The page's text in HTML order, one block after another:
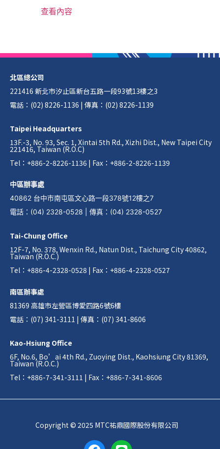
查看內容
北區總公司
221416 新北市汐止區新台五路一段93號13樓之3
電話：(02) 8226-1136 | 傳真：(02) 8226-1139
Taipei Headquarters
13F.-3, No. 93, Sec. 1, Xintai 5th Rd., Xizhi Dist., New Taipei City
221416, Taiwan (R.O.C)
Tel：+886-2-8226-1136 | Fax：+886-2-8226-1139
中區辦事處
40862 台中市南屯區文心路一段378號12樓之7
電話 ： (04) 2328-0528 傳真 ： (04) 2328-0527
Tai-Chung Office
12F-7, No. 378, Wenxin Rd., Natun Dist., Taichung City 40862,
Taiwan (R.O.C.)
Tel：+886-4-2328-0528 | Fax：+886-4-2328-0527
南區辦事處
81369 高雄市左營區博愛四路6號6樓
電話：(07) 341-3111 | 傳真：(07) 341-8606
Kao-Hsiung Office
6F, No.6, Bo’ai 4th Rd., Zuoying Dist., Kaohsiung City 81369,
Taiwan (R.O.C.)
Tel：+886-7-341-3111 | Fax：+886-7-341-8606
Copyright © 2025 MTC祐鼎國際股份有限公司